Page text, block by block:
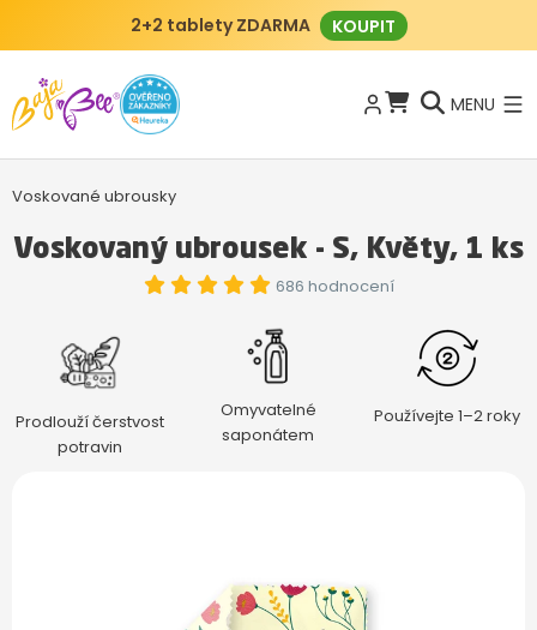
2+2 tablety ZDARMA KOUPIT
MENU
Voskované ubrousky
Voskovaný ubrousek - S, Květy, 1 ks
686 hodnocení
Prodlouží čerstvost
potravin
Omyvatelné
saponátem
Používejte 1–2 roky